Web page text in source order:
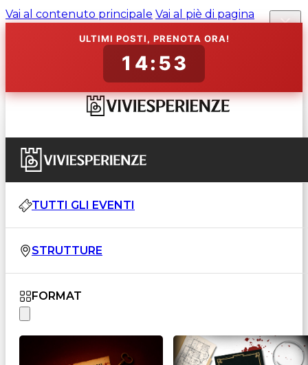
Vai al contenuto principale Vai al piè di pagina
ULTIMI POSTI, PRENOTA ORA!
14:52
TUTTI GLI EVENTI
STRUTTURE
FORMAT